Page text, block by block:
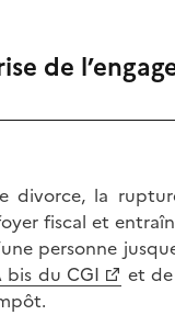
de
divorce, la
fiscal et
personne
bis du CGI et